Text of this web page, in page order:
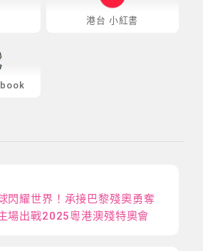
港台 小紅書
閃耀世界！承接巴黎殘奧勇奪
場出戰2025粵港澳殘特奧會